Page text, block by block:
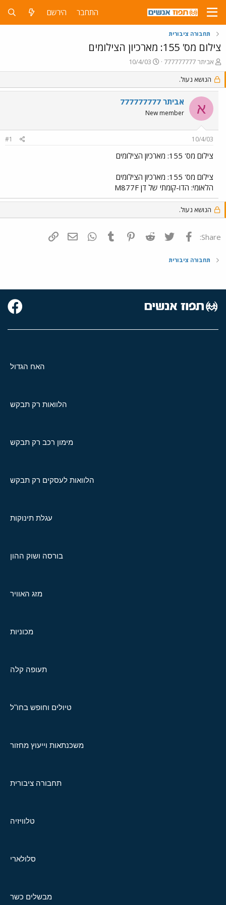
התחבר הירשם
תחבורה ציבורית
צילום מס' 155: מארכיון הצילומים
פ
ו
ת
ח
נ
אביתר 777777777
פ
ו
ס
ם
ב
ת
ך
10/4/03
הנושא נעול.
א אביתר 777777777
New member
10/4/03
#1
צילום מס' 155: מארכיון הצילומים
צילום מס' 155: מארכיון הצילומים
הלאומי: הדו-קומתי של דן M877F
הנושא נעול.
Share: פייסבוק Twitter
Reddit
Pinterest
Tumblr
WhatsAppדואר אלקטרוני
תחבורה ציבורית
האח הגדול
הלוואות רק תבקש
מימון רכב רק תבקש
הלוואות לעסקים רק תבקש
עגלת תינוקות
בורסה ושוק ההון
מזג האוויר
מכוניות
תעופה קלה
טיולים וחופש בחו"ל
משכנתאות וייעוץ מחזור
תחבורה ציבורית
טלוויזיה
סלולארי
מבשלים כשר